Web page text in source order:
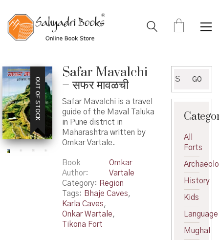
OUT OF STOCK
Safar Mavalchi
– सफर मावळची
Safar Mavalchi is a travel
guide of the Maval Taluka
in Pune district in
Maharashtra written by
Omkar Vartale.
Book
Author
Omkar
Vartale
Category: Region
Tags: Bhaje Caves,
Karla Caves,
Onkar Wartale,
Tikona Fort
for:
GO
All
Forts
History
Kids
Language
Mughal